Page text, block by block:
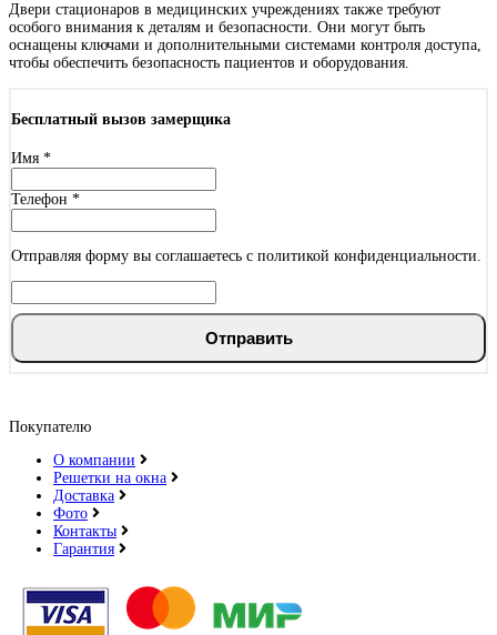
Двери стационаров в медицинских учреждениях также требуют
особого внимания к деталям и безопасности. Они могут быть
оснащены ключами и дополнительными системами контроля доступа,
чтобы обеспечить безопасность пациентов и оборудования.
Бесплатный вызов замерщика
Имя *
Телефон *
Отправляя форму вы соглашаетесь с политикой конфиденциальности.
Отправить
Покупателю
О компании
Решетки на окна
Доставка
Фото
Контакты
Гарантия